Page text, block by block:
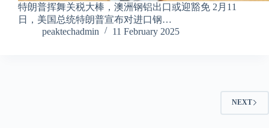
特朗普挥舞关税大棒，澳洲钢铝出口或迎豁免 2月11
日，美国总统特朗普宣布对进口钢…
peaktechadmin
11 February 2025
NEXT